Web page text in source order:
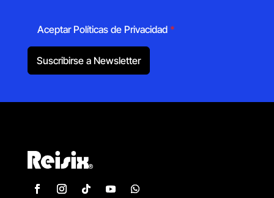
Aceptar Políticas de Privacidad *
Suscribirse a Newsletter